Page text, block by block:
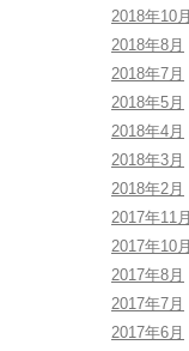
2018年10月
2018年8月
2018年7月
2018年5月
2018年4月
2018年3月
2018年2月
2017年11月
2017年10月
2017年8月
2017年7月
2017年6月